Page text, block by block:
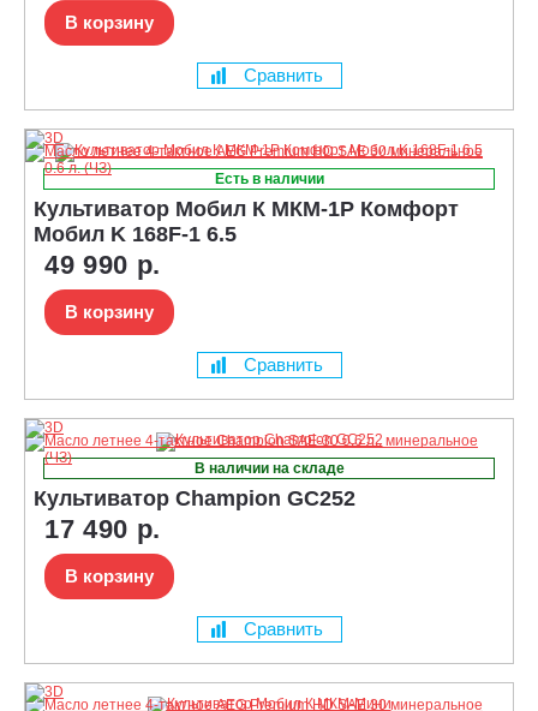
В корзину
Сравнить
Есть в наличии
Культиватор Мобил К МКМ-1Р Комфорт
Мобил K 168F-1 6.5
49 990 р.
В корзину
Сравнить
В наличии на складе
Культиватор Champion GC252
17 490 р.
В корзину
Сравнить